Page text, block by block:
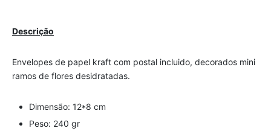
Descrição
Envelopes de papel kraft com postal incluido, decorados mini
ramos de flores desidratadas.
Dimensão: 12*8 cm
Peso: 240 gr